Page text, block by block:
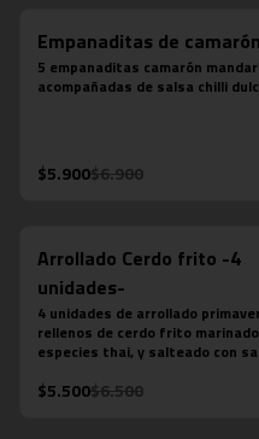
Empanaditas de camarón
5 empanaditas camarón
acompañadas de salsa chilli
$5.900$6.900
Arrollado Cerdo frito -4
unidades-
4 unidades de arrollado
rellenos de cerdo frito
especies thai, y salteado con
acompañado de salsa chilli dulce.
$5.500$6.500